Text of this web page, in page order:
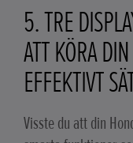
5. TRE
ATT KÖRA
EFFEKTIVT
Visste du att din